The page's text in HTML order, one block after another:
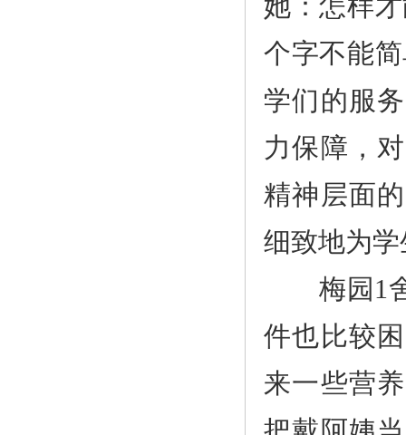
她：怎样
个字不能
学们的服
力保障，
精神层面
细致地为
梅园1舍
件也比较
来一些营